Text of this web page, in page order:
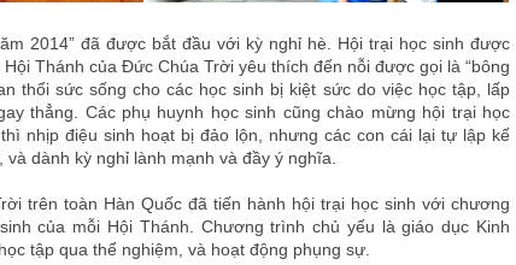
2014” đã được bắt đầu với kỳ nghỉ hè. Hội trại học sinh được
Thánh của Đức Chúa Trời yêu thích đến nỗi được gọi là “bông
thổi sức sống cho các học sinh bị kiệt sức do việc học tập, lấp
thẳng. Các phụ huynh học sinh cũng chào mừng hội trại học
nhịp điệu sinh hoạt bị đảo lộn, nhưng các con cái lại tự lập kế
dành kỳ nghỉ lành mạnh và đầy ý nghĩa.
trên toàn Hàn Quốc đã tiến hành hội trại học sinh với chương
của mỗi Hội Thánh. Chương trình chủ yếu là giáo dục Kinh
tập qua thể nghiệm, và hoạt động phụng sự.